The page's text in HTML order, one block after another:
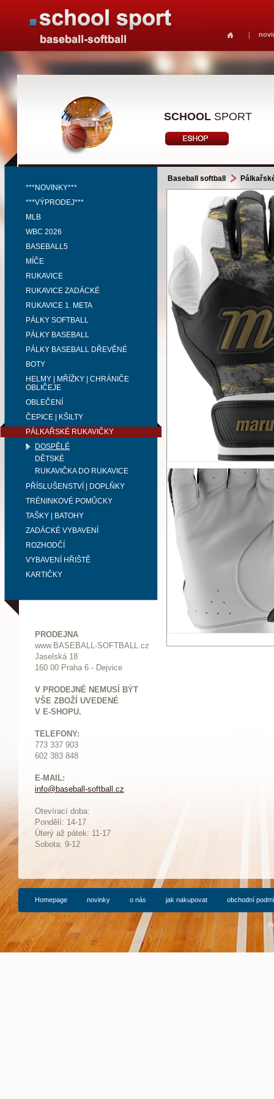
SCHOOL SPORT
***NOVINKY***
***VÝPRODEJ***
MLB
WBC 2026
BASEBALL5
MÍČE
RUKAVICE
RUKAVICE ZADÁCKÉ
RUKAVICE 1. META
PÁLKY SOFTBALL
PÁLKY BASEBALL
PÁLKY BASEBALL DŘEVĚNÉ
BOTY
HELMY | MŘÍŽKY | CHRÁNIČE
OBLIČEJE
OBLEČENÍ
ČEPICE | KŠILTY
PÁLKAŘSKÉ RUKAVIČKY
DOSPĚLÉ
DĚTSKÉ
RUKAVIČKA DO RUKAVICE
PŘÍSLUŠENSTVÍ | DOPLŇKY
TRÉNINKOVÉ POMŮCKY
TAŠKY | BATOHY
ZADÁCKÉ VYBAVENÍ
ROZHODČÍ
VYBAVENÍ HŘIŠTĚ
KARTIČKY
PRODEJNA
www.BASEBALL-SOFTBALL.cz
Jaselská 18
160 00 Praha 6 - Dejvice
V PRODEJNĚ NEMUSÍ BÝT
VŠE ZBOŽÍ UVEDENÉ
V E-SHOPU.
TELEFONY:
773 337 903
602 383 848
E-MAIL:
info@baseball-softball.cz
Otevírací doba:
Pondělí: 14-17
Úterý až pátek: 11-17
Sobota: 9-12
Baseball softball
Homepage novinky o nás jak nakupovat obchodní